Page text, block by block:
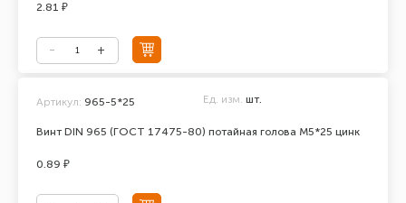
2.81 ₽
Винт DIN 965 (ГОСТ 17475-80) потайная голова М5*25 цинк
Артикул: 965-5*25 Ед. изм. шт.
0.89 ₽